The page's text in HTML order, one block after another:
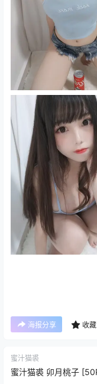
海报分享 收藏
蜜汁猫裘
蜜汁猫裘 卯月桃子